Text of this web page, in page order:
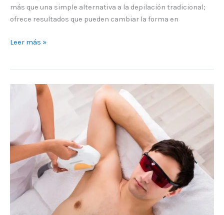
más que una simple alternativa a la depilación tradicional;
ofrece resultados que pueden cambiar la forma en
Leer más »
Duración
depilación
láser:
¿Cuánto
tiempo
permanece